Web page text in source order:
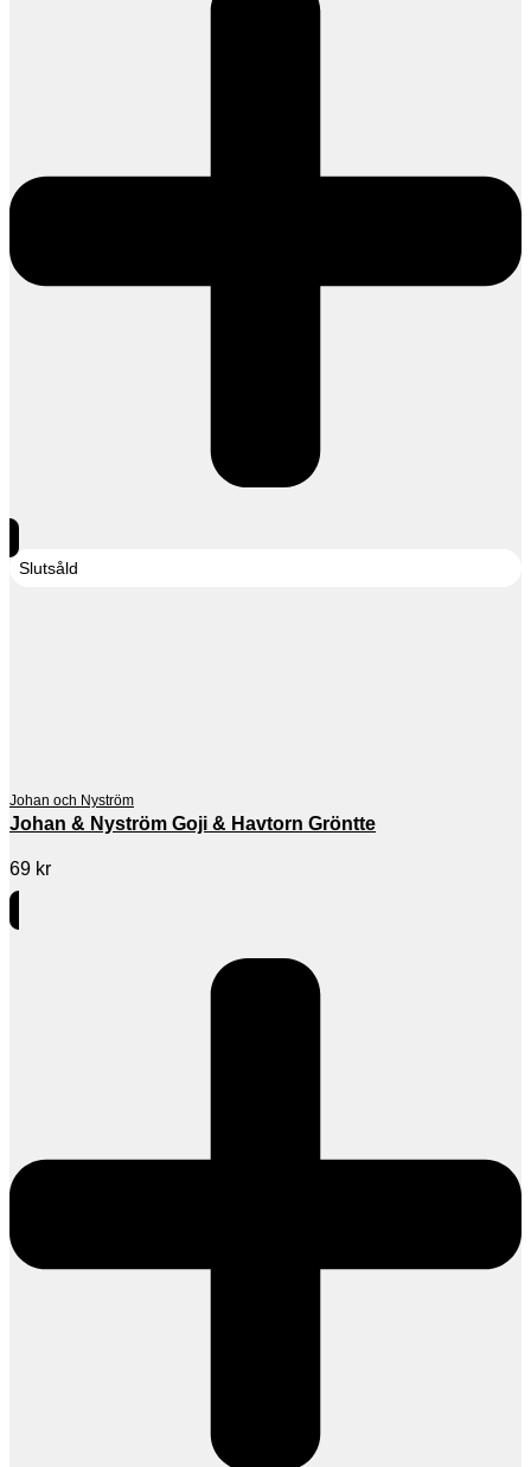
Slutsåld
Johan och Nyström
Johan & Nyström Goji & Havtorn Gröntte
69 kr